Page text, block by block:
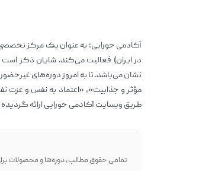
در ایران) فعالیت می‌کند. شایان ذکر است
مؤثر و جذابیت»، «اعتماد به نفس و عزت
طریق وبسایت آکادمی حورایی ارائه
تمامی حقوق مطالب، دوره‌ها و محصولات